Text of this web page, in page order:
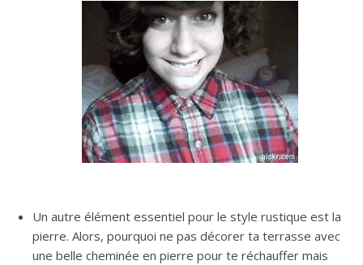
Un autre élément essentiel pour le style rustique est la
pierre. Alors, pourquoi ne pas décorer ta terrasse avec
une belle cheminée en pierre pour te réchauffer mais